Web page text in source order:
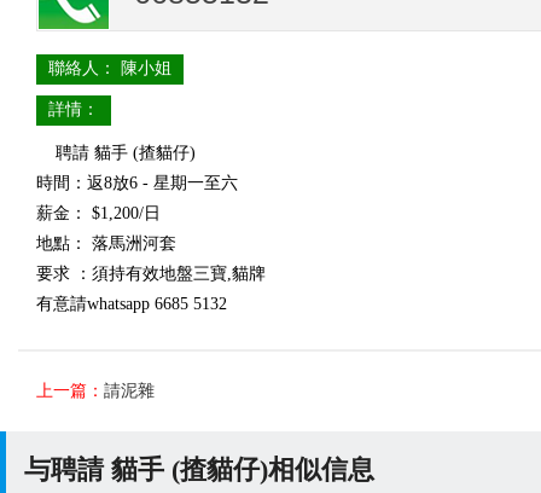
聯絡人： 陳小姐
詳情：
聘請 貓手 (揸貓仔)
時間：返8放6 - 星期一至六
薪金： $1,200/日
地點： 落馬洲河套
要求 ：須持有效地盤三寶,貓牌
有意請whatsapp 6685 5132
上一篇： 請泥雜
与聘請 貓手 (揸貓仔)相似信息